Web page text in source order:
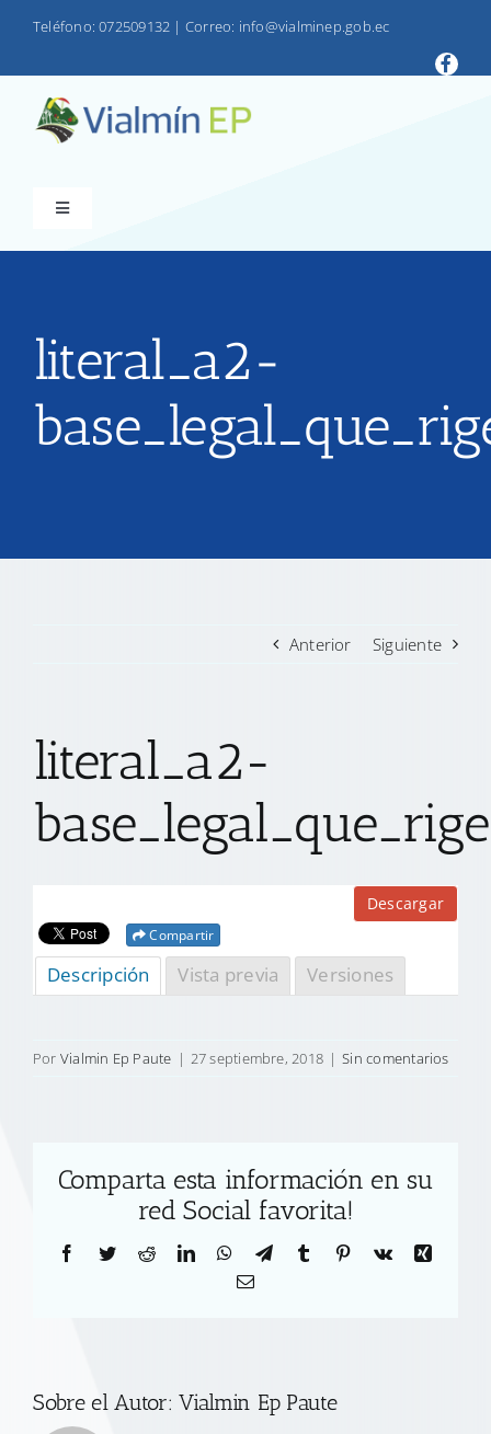
Teléfono: 072509132 | Correo: info@vialminep.gob.ec
Toggle
Navigation
VIALMIN
PRODUCTOS
TRANSPARENCIA
CONTACTO
literal_a2-
Anterior Siguiente
literal_a2-
Descargar
Compartir
Descripción Vista previa Versiones
Por Vialmin Ep Paute | 27 septiembre, 2018 | Sin comentarios
Comparta esta información en su
red Social favorita!
Facebook
TwitterRedditLinkedInWhatsApp
TelegramTumblr Pinterest
Vk
Xing
Correo
Sobre el Autor:Vialmin Ep Paute